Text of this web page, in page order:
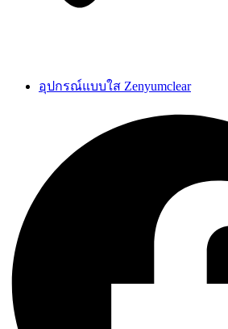
อุปกรณ์แบบใส Zenyumclear